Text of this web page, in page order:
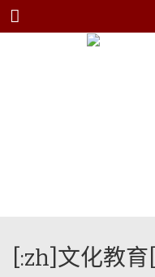
Menu
[:zh]文化教育